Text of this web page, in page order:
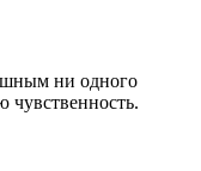
ни одного
чувственность.